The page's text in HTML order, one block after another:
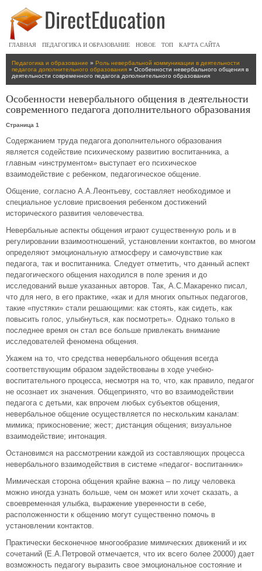
ГЛАВНАЯ ПЕДАГОГИКА И ОБРАЗОВАНИЕ НОВОЕ ТОП КАРТА САЙТА
Педагогика и образование » Роль невербальной коммуникации в деятельности
педагога дополнительного образования » Особенности невербального общения в
деятельности современного педагога дополнительного образования
Особенности невербального общения в деятельности
современного педагога дополнительного образования
Страница 1
Содержанием труда педагога дополнительного образования
является содействие психическому развитию воспитанника, а
главным «инструментом» выступает его психическое
взаимодействие с ребенком, педагогическое общение.
Общение, согласно А.А.Леонтьеву, составляет необходимое и
специальное условие присвоения ребенком достижений
исторического развития человечества.
Невербальные аспекты общения играют существенную роль и в
регулировании взаимоотношений, установлении контактов, во многом
определяют эмоциональную атмосферу и самочувствие как
педагога, так и воспитанника. Следует отметить, что данный аспект
педагогического общения находился в поле зрения и до
исследований выше указанных авторов. Так, А.С.Макаренко писал,
что для него, в его практике, «как и для многих опытных педагогов,
такие «пустяки» стали решающими: как стоять, как сидеть, как
повысить голос, улыбнуться, как посмотреть». Однако только в
последнее время он стал все больше привлекать внимание
исследователей феномена общения.
Укажем на то, что средства невербального общения всегда
соответствующим образом задействованы в ходе учебно-
воспитательного процесса, несмотря на то, что, как правило, педагог
не осознает их значения. Общепринято, что во взаимодействии
педагога с детьми, как впрочем любых субъектов общения,
невербальное общение осуществляется по нескольким каналам:
мимика; прикосновение; жест; дистанция общения; визуальное
взаимодействие; интонация.
Остановимся на рассмотрении каждой из составляющих процесса
невербального взаимодействия в системе «педагог- воспитанник»
Мимическая сторона общения крайне важна – по лицу человека
можно иногда узнать больше, чем он может или хочет сказать, а
своевременная улыбка, выражение уверенности в себе,
расположенности к общению могут существенно помочь в
установлении контактов.
Практически бесконечное многообразие мимических движений и их
сочетаний (Е.А.Петровой отмечается, что их всего более 20000) дает
возможность педагогу выразить свое эмоциональное состояние и